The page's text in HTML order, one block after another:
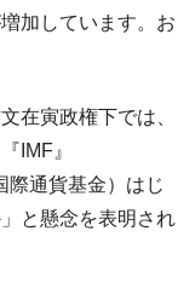
ないのか？
り1,214.4億ド
李在明を支持しな
室長が告発され
り、空前の国政壟
加しています。お
在寅政権下では、
IMF』
際通貨基金）はじ
と懸念を表明され